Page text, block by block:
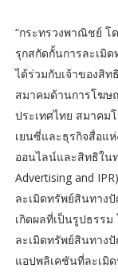
“กระทรวงพาณิชย์ โ
รุกสกัดกั้นการละเมิ
ได้ร่วมกับเจ้าของสิ
สมาคมด้านการโฆ
ประเทศไทย สมาคม
เยนซี่และธุรกิจสื่อแ
ออนไลน์และสิทธิใน
Advertising and
ละเมิดทรัพย์สินทาง
เกิดผลที่เป็นรูปธรร
ละเมิดทรัพย์สินทาง
แอปพลิเคชันที่ละเมิ